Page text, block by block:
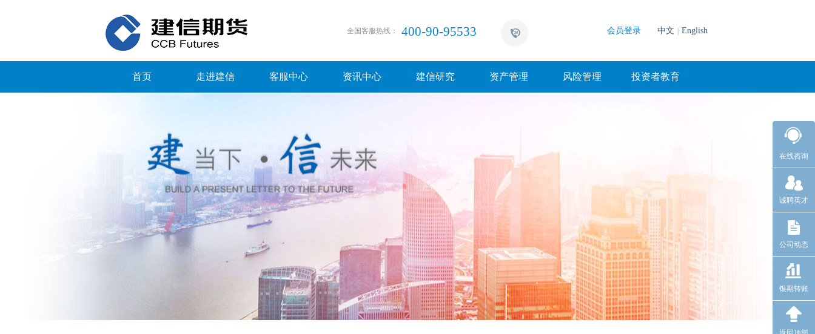
在线咨询
诚聘英才
公司动态
银期转账
会员登录
全国客服热线： 400-90-95533 中文 English
首页 走进建信 客服中心 资讯中心 建信研究 资产管理 风险管理 投资者教育